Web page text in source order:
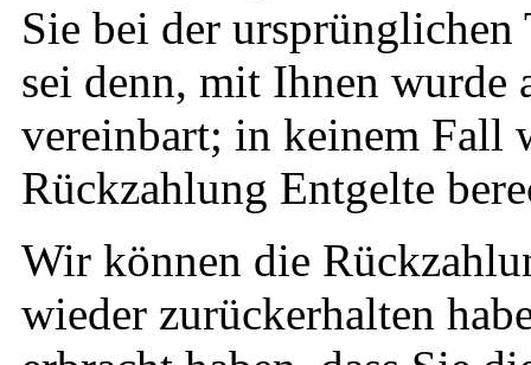
Sie bei der ursprünglichen
sei denn, mit Ihnen wurde
vereinbart; in keinem Fall
Rückzahlung Entgelte
Wir können die
wieder zurückerhalten